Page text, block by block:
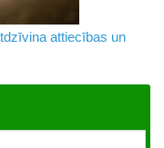
attiecības un